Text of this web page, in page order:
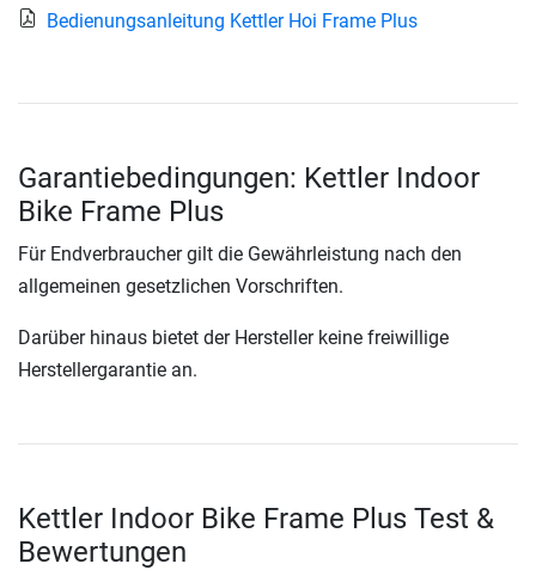
Bedienungsanleitung Kettler Hoi Frame Plus
Garantiebedingungen: Kettler Indoor
Bike Frame Plus
Für Endverbraucher gilt die Gewährleistung nach den
allgemeinen gesetzlichen Vorschriften.
Darüber hinaus bietet der Hersteller keine freiwillige
Herstellergarantie an.
Kettler Indoor Bike Frame Plus Test &
Bewertungen